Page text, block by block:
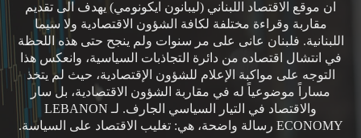
ان موقع الاقتصاد اللبناني (ليبانون ايكونومي) يهدف الى تقديم
مقاربة وقراءة مختلفة لكافة الشؤون الاقتصادية ولا سيما
اللبنانية. فلبنان عانى على مر سنوات ولم ينجح حتى هذه اللحظة
في انتشال اقتصاده من دائرة التجاذبات السياسية، وانعكس هذا
التوجه على مواكبة الإعلام للشؤون الإقتصادية، حيث لم يتخذ
مساراً موضوعياً له في مقاربة الشؤون الاقتصادية، بل سار
والاقتصاد في التيار السياسي الجارف. لـ LEBANON
ECONOMY رسالة واضحة، هي: تغليب الاقتصاد على السياسة.